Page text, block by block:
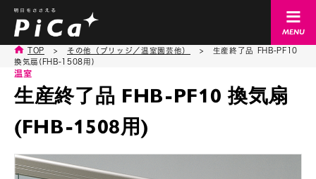
TOP > その他（ブリッジ／温室園芸他） >
生産終了品 FHB-PF10
換気扇(FHB-1508用)
生産終了品 FHB-PF10 換気扇
(FHB-1508用)
温室